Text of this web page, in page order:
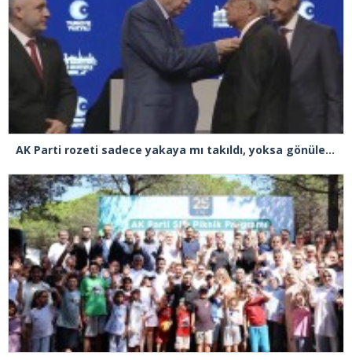
AK Parti rozeti sadece yakaya mı takıldı, yoksa gönüle takılmadı mı?